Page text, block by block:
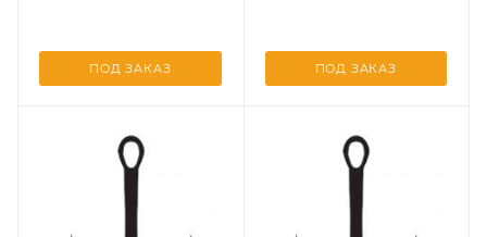
ПОД ЗАКАЗ ПОД ЗАКАЗ